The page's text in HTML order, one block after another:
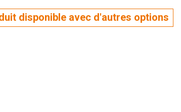
disponible avec d'autres options